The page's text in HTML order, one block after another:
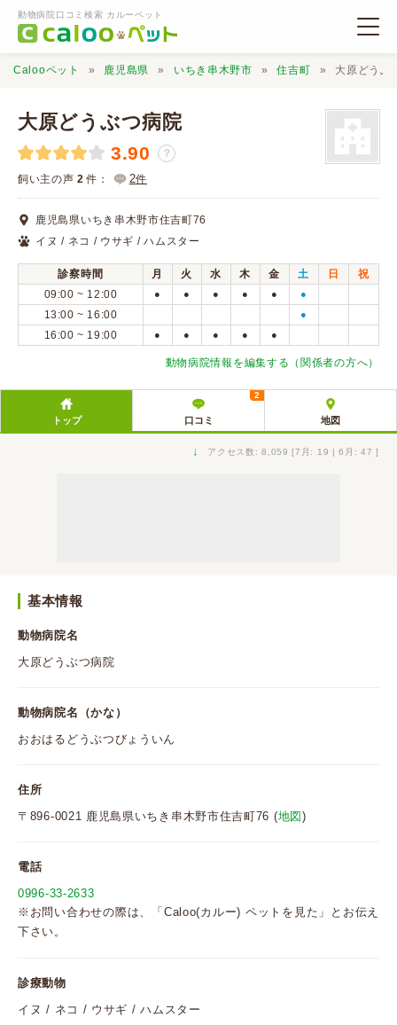
動物病院口コミ検索 カルーペット
動物病院検索
口コミ検索
Calooペットとは？
口コミ投稿
Calooペット 鹿児島県 いちき串木野市 住吉町 大原どうぶ
大原どうぶつ病院
3.90 ？
飼い主の声 2 件： 2件
鹿児島県いちき串木野市住吉町76
イヌ / ネコ / ウサギ / ハムスター
診察時間 月 火 水 木 金 土 日
祝
09:00 ~ 12:00
● ● ● ● ● ●
13:00 ~ 16:00 ●
16:00 ~ 19:00 ● ● ● ● ●
動物病院情報を編集する（関係者の方へ）
トップ 口コミ
2
地図
↓ アクセス数: 8,059 [7月: 19 | 6月: 47 ]
基本情報
動物病院名
大原どうぶつ病院
動物病院名（かな）
おおはるどうぶつびょういん
住所
〒896-0021 鹿児島県いちき串木野市住吉町76 (地図)
電話
0996-33-2633
※お問い合わせの際は、「Caloo(カルー) ペットを見た」とお伝え
下さい。
診療動物
イヌ / ネコ / ウサギ / ハムスター